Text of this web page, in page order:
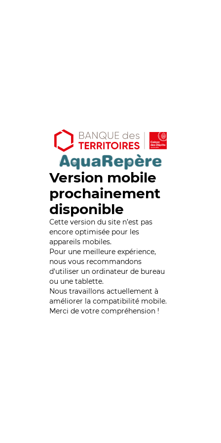
Version mobile
prochainement
disponible
Cette version du site n’est pas
encore optimisée pour les
appareils mobiles.
Pour une meilleure expérience,
nous vous recommandons
d'utiliser un ordinateur de bureau
ou une tablette.
Nous travaillons actuellement à
améliorer la compatibilité mobile.
Merci de votre compréhension !